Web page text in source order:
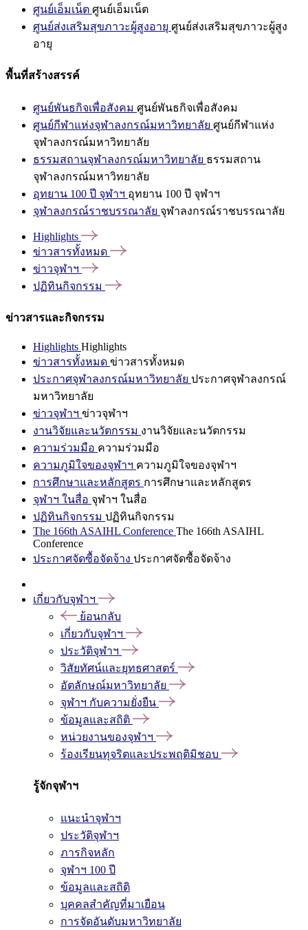
ศูนย์เอ็มเน็ต ศูนย์เอ็มเน็ต
ศูนย์ส่งเสริมสุขภาวะผู้สูงอายุ ศูนย์ส่งเสริมสุขภาวะผู้สูง
อายุ
พื้นที่สร้างสรรค์
ศูนย์พันธกิจเพื่อสังคม ศูนย์พันธกิจเพื่อสังคม
ศูนย์กีฬาแห่งจุฬาลงกรณ์มหาวิทยาลัย ศูนย์กีฬาแห่ง
จุฬาลงกรณ์มหาวิทยาลัย
ธรรมสถานจุฬาลงกรณ์มหาวิทยาลัย ธรรมสถาน
จุฬาลงกรณ์มหาวิทยาลัย
อุทยาน 100 ปี จุฬาฯ อุทยาน 100 ปี จุฬาฯ
จุฬาลงกรณ์ราชบรรณาลัย จุฬาลงกรณ์ราชบรรณาลัย
Highlights
ข่าวสารทั้งหมด
ข่าวจุฬาฯ
ปฏิทินกิจกรรม
ข่าวสารและกิจกรรม
Highlights Highlights
ข่าวสารทั้งหมด ข่าวสารทั้งหมด
ประกาศจุฬาลงกรณ์มหาวิทยาลัย ประกาศจุฬาลงกรณ์
มหาวิทยาลัย
ข่าวจุฬาฯ ข่าวจุฬาฯ
งานวิจัยและนวัตกรรม งานวิจัยและนวัตกรรม
ความร่วมมือ ความร่วมมือ
ความภูมิใจของจุฬาฯ ความภูมิใจของจุฬาฯ
การศึกษาและหลักสูตร การศึกษาและหลักสูตร
จุฬาฯ ในสื่อ จุฬาฯ ในสื่อ
ปฏิทินกิจกรรม ปฏิทินกิจกรรม
The 166th ASAIHL Conference The 166th ASAIHL
Conference
ประกาศจัดซื้อจัดจ้าง ประกาศจัดซื้อจัดจ้าง
เกี่ยวกับจุฬาฯ
ย้อนกลับ
เกี่ยวกับจุฬาฯ
ประวัติจุฬาฯ
วิสัยทัศน์และยุทธศาสตร์
อัตลักษณ์มหาวิทยาลัย
จุฬาฯ กับความยั่งยืน
ข้อมูลและสถิติ
หน่วยงานของจุฬาฯ
ร้องเรียนทุจริตและประพฤติมิชอบ
รู้จักจุฬาฯ
แนะนำจุฬาฯ
ประวัติจุฬาฯ
ภารกิจหลัก
จุฬาฯ 100 ปี
ข้อมูลและสถิติ
บุคคลสำคัญที่มาเยือน
การจัดอันดับมหาวิทยาลัย